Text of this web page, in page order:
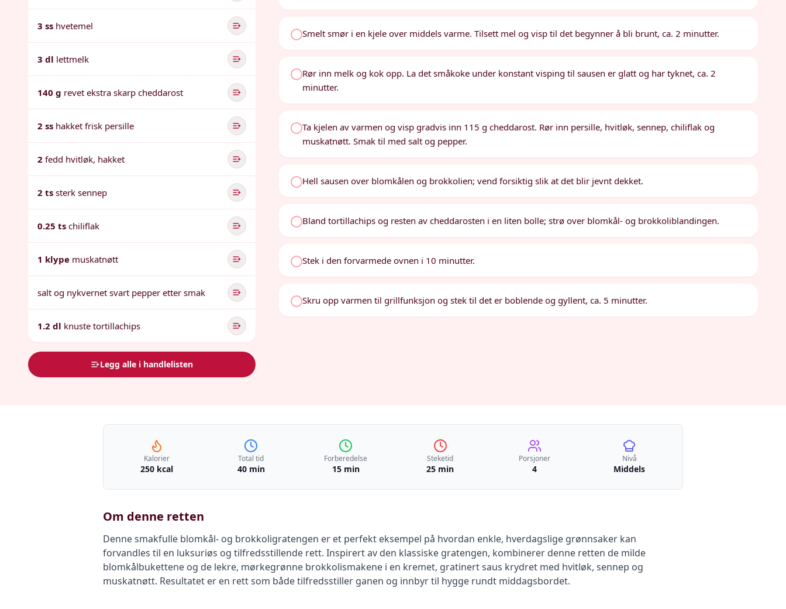
3 ss hvetemel
3 dl lettmelk
140 g revet ekstra skarp cheddarost
2 ss hakket frisk persille
2 fedd hvitløk, hakket
2 ts sterk sennep
0.25 ts chiliflak
1 klype muskatnøtt
salt og nykvernet svart pepper etter smak
1.2 dl knuste tortillachips
Legg alle i handlelisten
Smelt smør i en kjele over middels varme. Tilsett mel og visp til det begynner å bli brunt, ca. 2 minutter.
Rør inn melk og kok opp. La det småkoke under konstant visping til sausen er glatt og har tyknet, ca. 2
minutter.
Ta kjelen av varmen og visp gradvis inn 115 g cheddarost. Rør inn persille, hvitløk, sennep, chiliflak og
muskatnøtt. Smak til med salt og pepper.
Hell sausen over blomkålen og brokkolien; vend forsiktig slik at det blir jevnt dekket.
Bland tortillachips og resten av cheddarosten i en liten bolle; strø over blomkål- og brokkoliblandingen.
Stek i den forvarmede ovnen i 10 minutter.
Skru opp varmen til grillfunksjon og stek til det er boblende og gyllent, ca. 5 minutter.
Kalorier
250 kcal
Total tid
40 min
Forberedelse
15 min
Steketid
25 min
Porsjoner
4
Nivå
Middels
Om denne retten
Denne smakfulle blomkål- og brokkoligratengen er et perfekt eksempel på hvordan enkle, hverdagslige grønnsaker kan
forvandles til en luksuriøs og tilfredsstillende rett. Inspirert av den klassiske gratengen, kombinerer denne retten de milde
blomkålbukettene og de lekre, mørkegrønne brokkolismakene i en kremet, gratinert saus krydret med hvitløk, sennep og
muskatnøtt. Resultatet er en rett som både tilfredsstiller ganen og innbyr til hygge rundt middagsbordet.